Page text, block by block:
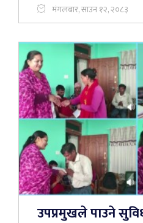
मंगलबार, साउन १२, २०८३
उपप्रमुखले पाउने